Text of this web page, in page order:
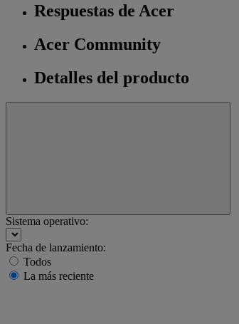
Respuestas de Acer
Acer Community
Detalles del producto
Sistema operativo:
Fecha de lanzamiento:
Todos
La más reciente